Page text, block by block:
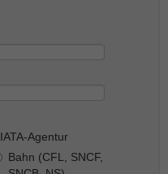
IATA-Agentur
Bahn (CFL, SNCF,